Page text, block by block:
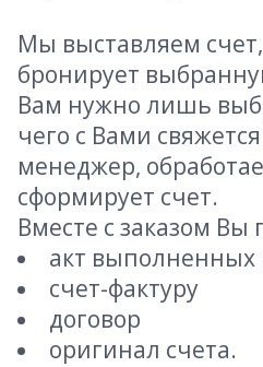
Мы выставляем
бронирует
Вам нужно лишь
чего с Вами
менеджер,
сформирует счет.
Вместе с заказом Вы
акт выполненных
счет-фактуру
договор
оригинал счета.